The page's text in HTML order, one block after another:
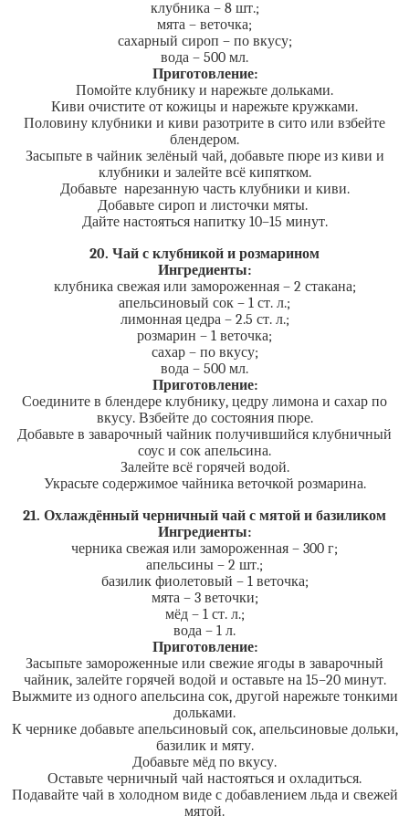
клубника – 8 шт.;
мята – веточка;
сахарный сироп – по вкусу;
вода – 500 мл.
Приготовление:
Помойте клубнику и нарежьте дольками.
Киви очистите от кожицы и нарежьте кружками.
Половину клубники и киви разотрите в сито или взбейте
блендером.
Засыпьте в чайник зелёный чай, добавьте пюре из киви и
клубники и залейте всё кипятком.
Добавьте нарезанную часть клубники и киви.
Добавьте сироп и листочки мяты.
Дайте настояться напитку 10–15 минут.
20. Чай с клубникой и розмарином
Ингредиенты:
клубника свежая или замороженная – 2 стакана;
апельсиновый сок – 1 ст. л.;
лимонная цедра – 2.5 ст. л.;
розмарин – 1 веточка;
сахар – по вкусу;
вода – 500 мл.
Приготовление:
Соедините в блендере клубнику, цедру лимона и сахар по
вкусу. Взбейте до состояния пюре.
Добавьте в заварочный чайник получившийся клубничный
соус и сок апельсина.
Залейте всё горячей водой.
Украсьте содержимое чайника веточкой розмарина.
21. Охлаждённый черничный чай с мятой и базиликом
Ингредиенты:
черника свежая или замороженная – 300 г;
апельсины – 2 шт.;
базилик фиолетовый – 1 веточка;
мята – 3 веточки;
мёд – 1 ст. л.;
вода – 1 л.
Приготовление:
Засыпьте замороженные или свежие ягоды в заварочный
чайник, залейте горячей водой и оставьте на 15–20 минут.
Выжмите из одного апельсина сок, другой нарежьте тонкими
дольками.
К чернике добавьте апельсиновый сок, апельсиновые дольки,
базилик и мяту.
Добавьте мёд по вкусу.
Оставьте черничный чай настояться и охладиться.
Подавайте чай в холодном виде с добавлением льда и свежей
мятой.